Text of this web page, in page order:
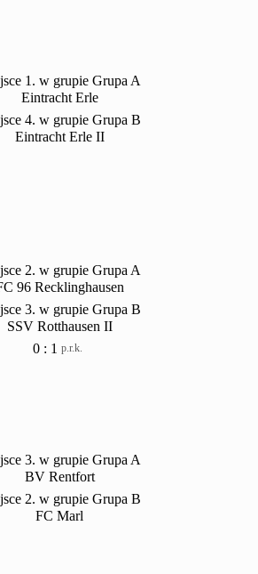
1. w grupie Grupa A
Eintracht Erle
4. w grupie Grupa B
Eintracht Erle II
2. w grupie Grupa A
96 Recklinghausen
3. w grupie Grupa B
SSV Rotthausen II
0 : 1 p.r.k.
3. w grupie Grupa A
BV Rentfort
2. w grupie Grupa B
FC Marl